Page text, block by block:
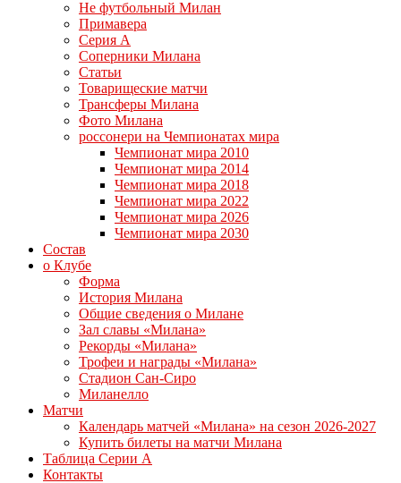
Не футбольный Милан
Примавера
Серия А
Соперники Милана
Статьи
Товарищеские матчи
Трансферы Милана
Фото Милана
россонери на Чемпионатах мира
Чемпионат мира 2010
Чемпионат мира 2014
Чемпионат мира 2018
Чемпионат мира 2022
Чемпионат мира 2026
Чемпионат мира 2030
Состав
о Клубе
Форма
История Милана
Общие сведения о Милане
Зал славы «Милана»
Рекорды «Милана»
Трофеи и награды «Милана»
Стадион Сан-Сиро
Миланелло
Матчи
Календарь матчей «Милана» на сезон 2026-2027
Купить билеты на матчи Милана
Таблица Серии А
Контакты